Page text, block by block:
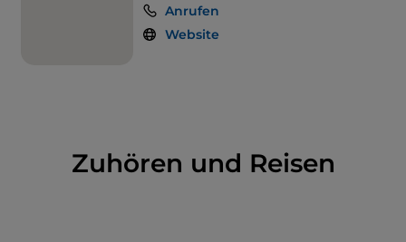
Anrufen
Website
Zuhören und Reisen